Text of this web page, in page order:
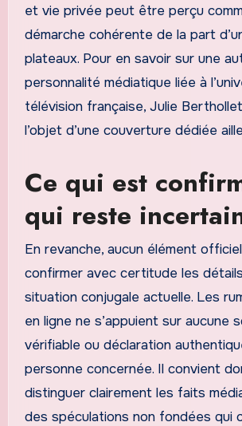
et vie privée peut être perçu
démarche cohérente de la part
plateaux. Pour en savoir sur une
personnalité médiatique liée à
télévision française, Julie
l’objet d’une couverture dédiée
Ce qui est
qui reste
En revanche, aucun élément
confirmer avec certitude les
situation conjugale actuelle. Les
en ligne ne s’appuient sur aucune
vérifiable ou déclaration
personne concernée. Il convient
distinguer clairement les faits
des spéculations non fondées qui